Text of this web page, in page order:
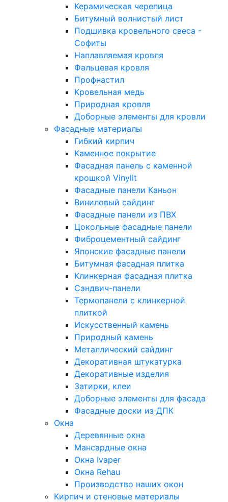
Керамическая черепица
Битумный волнистый лист
Подшивка кровельного свеса -
Софиты
Наплавляемая кровля
Фальцевая кровля
Профнастил
Кровельная медь
Природная кровля
Доборные элементы для кровли
Фасадные материалы
Гибкий кирпич
Каменное покрытие
Фасадная панель с каменной
крошкой Vinylit
Фасадные панели Каньон
Виниловый сайдинг
Фасадные панели из ПВХ
Цокольные фасадные панели
Фиброцементный сайдинг
Японские фасадные панели
Битумная фасадная плитка
Клинкерная фасадная плитка
Сэндвич-панели
Термопанели с клинкерной
плиткой
Искусственный камень
Природный камень
Металлический сайдинг
Декоративная штукатурка
Декоративные изделия
Затирки, клеи
Доборные элементы для фасада
Фасадные доски из ДПК
Окна
Деревянные окна
Мансардные окна
Окна Ivaper
Окна Rehau
Производство наших окон
Кирпич и стеновые материалы